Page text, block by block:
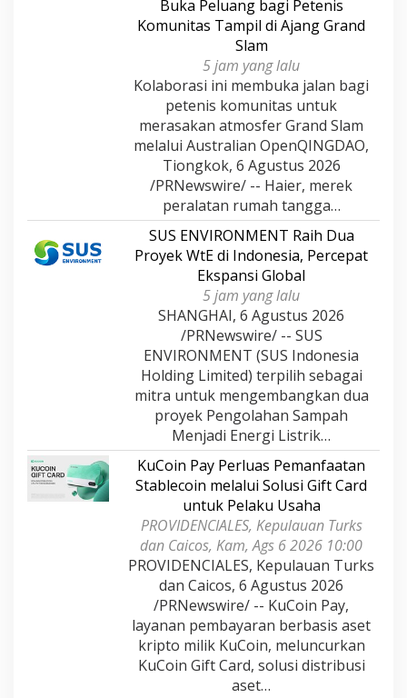
Buka Peluang bagi Petenis
Komunitas Tampil di Ajang Grand
Slam
5 jam yang lalu
Kolaborasi ini membuka jalan bagi
petenis komunitas untuk
merasakan atmosfer Grand Slam
melalui Australian OpenQINGDAO,
Tiongkok, 6 Agustus 2026
/PRNewswire/ -- Haier, merek
peralatan rumah tangga…
SUS ENVIRONMENT Raih Dua
Proyek WtE di Indonesia, Percepat
Ekspansi Global
5 jam yang lalu
SHANGHAI, 6 Agustus 2026
/PRNewswire/ -- SUS
ENVIRONMENT (SUS Indonesia
Holding Limited) terpilih sebagai
mitra untuk mengembangkan dua
proyek Pengolahan Sampah
Menjadi Energi Listrik…
KuCoin Pay Perluas Pemanfaatan
Stablecoin melalui Solusi Gift Card
untuk Pelaku Usaha
PROVIDENCIALES, Kepulauan Turks
dan Caicos, Kam, Ags 6 2026 10:00
PROVIDENCIALES, Kepulauan Turks
dan Caicos, 6 Agustus 2026
/PRNewswire/ -- KuCoin Pay,
layanan pembayaran berbasis aset
kripto milik KuCoin, meluncurkan
KuCoin Gift Card, solusi distribusi
aset…